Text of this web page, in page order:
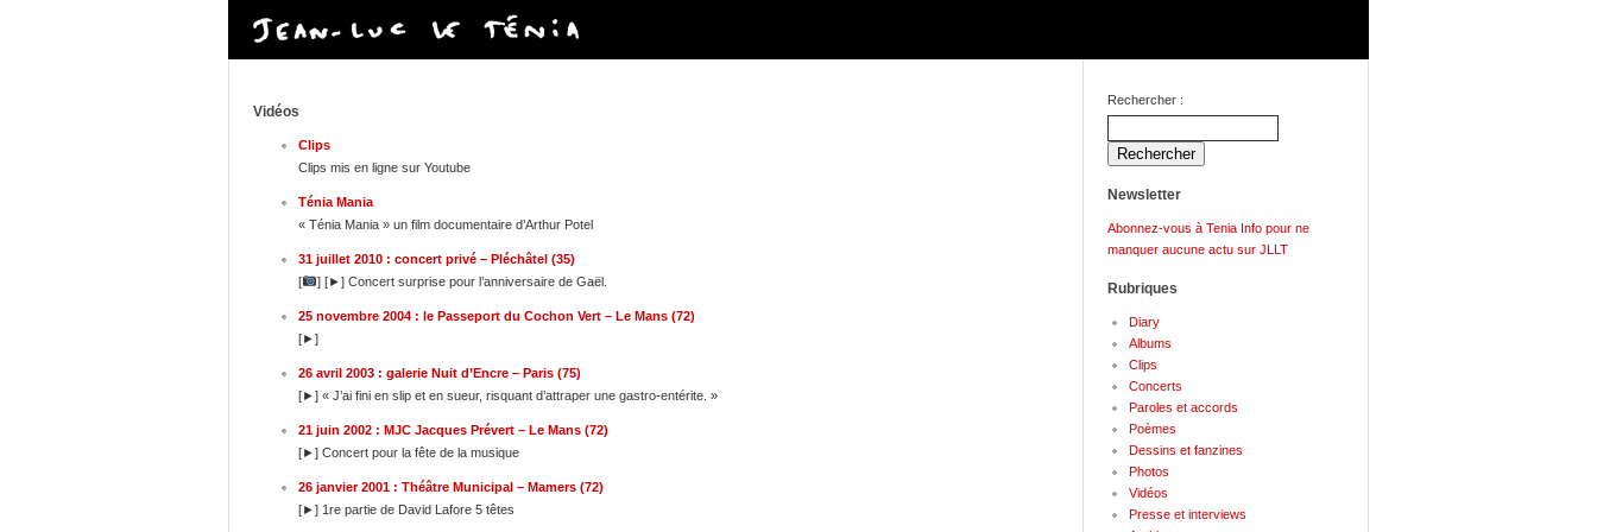
Vidéos
Clips
Clips mis en ligne sur Youtube
Ténia Mania
« Ténia Mania » un film documentaire d’Arthur Potel
31 juillet 2010 : concert privé – Pléchâtel (35)
[
] [►] Concert surprise pour l’anniversaire de Gaël.
25 novembre 2004 : le Passeport du Cochon Vert – Le Mans (72)
[►]
26 avril 2003 : galerie Nuit d’Encre – Paris (75)
[►] « J’ai fini en slip et en sueur, risquant d’attraper une gastro-entérite. »
21 juin 2002 : MJC Jacques Prévert – Le Mans (72)
[►] Concert pour la fête de la musique
26 janvier 2001 : Théâtre Municipal – Mamers (72)
[►] 1re partie de David Lafore 5 têtes
Rechercher :
Newsletter
Abonnez-vous à Tenia Info pour ne
manquer aucune actu sur JLLT
Rubriques
Diary
Albums
Clips
Concerts
Paroles et accords
Poèmes
Dessins et fanzines
Photos
Vidéos
Presse et interviews